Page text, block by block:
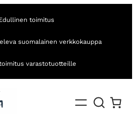
toimitus
suomalainen verkkokauppa
varastotuotteille